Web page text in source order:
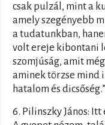
csak pulzál, mint a
amely szegényebb
a tudatunkban,
volt ereje kibontani
szomjúság, amit
aminek törzse mind
hatalom és dicsőség.”
6. Pilinszky János: Itt